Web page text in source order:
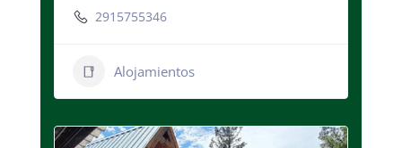
2915755346
Alojamientos